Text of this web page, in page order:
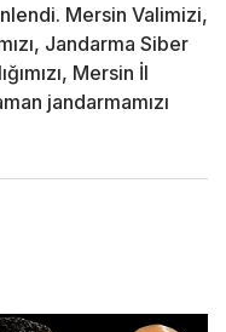
Mersin Valimizi,
Jandarma Siber
Mersin İl
jandarmamızı